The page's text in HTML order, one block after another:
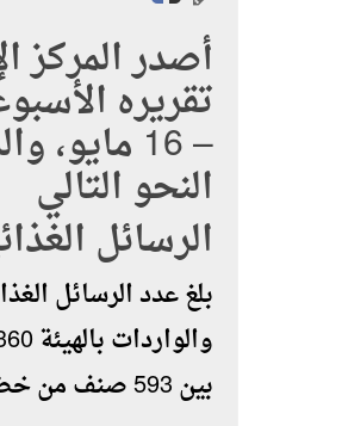
أصدر المركز
– 16
النحو التالي
الرسائل
بلغ عدد الرسائل
بين 593 صنف من خضراوات وفواكه ودقيق ومنتجات غذائية متنوعة.